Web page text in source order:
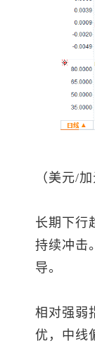
（美元/
长期下行
持续冲击
导。
相对强弱
优，中线